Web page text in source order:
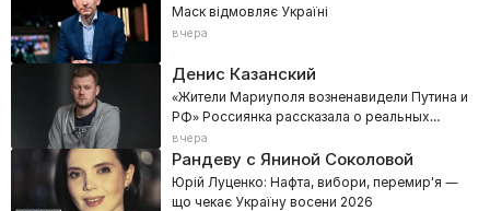
Маск відмовляє Україні
вчера
Денис Казанский
«Жители Мариуполя возненавидели Путина и
РФ» Россиянка рассказала о реальных
настроениях Донбасса
вчера
Рандеву с Яниной Соколовой
Юрій Луценко: Нафта, вибори, перемир'я —
що чекає Україну восени 2026